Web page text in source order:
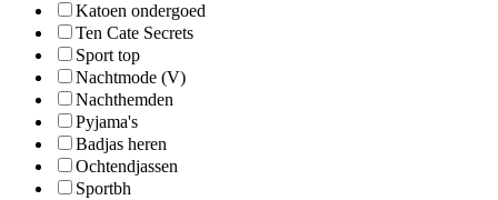
Katoen ondergoed
Ten Cate Secrets
Sport top
Nachtmode (V)
Nachthemden
Pyjama's
Badjas heren
Ochtendjassen
Sportbh